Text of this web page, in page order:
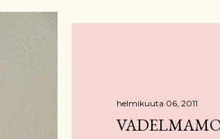
helmikuuta 06, 2011